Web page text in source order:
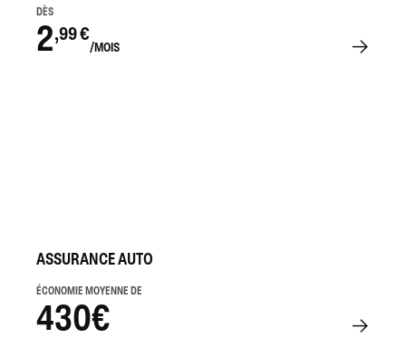
DÈS
2,99 €
/MOIS
ASSURANCE AUTO
ÉCONOMIE MOYENNE DE
430€